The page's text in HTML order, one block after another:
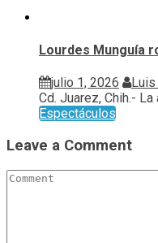
Lourdes Munguía
julio 1, 2026 Luis
Cd. Juarez, Chih.-
Espectáculos
Leave a Comment